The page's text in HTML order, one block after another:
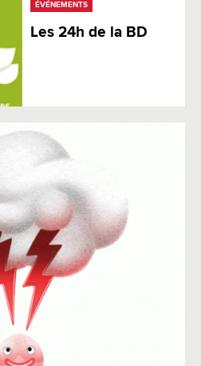
ÉVÉNEMENTS
Les 24h de la BD